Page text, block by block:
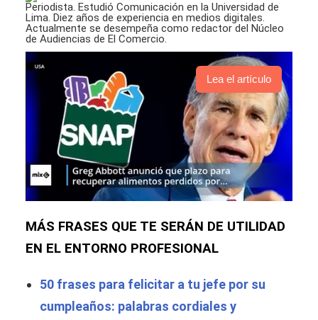
Periodista. Estudió Comunicación en la Universidad de
Lima. Diez años de experiencia en medios digitales.
Actualmente se desempeña como redactor del Núcleo
de Audiencias de El Comercio.
Lea el artículo
MÁS FRASES QUE TE SERÁN DE UTILIDAD
EN EL ENTORNO PROFESIONAL
50 frases para felicitar a tu jefe por su
cumpleaños: palabras cordiales y